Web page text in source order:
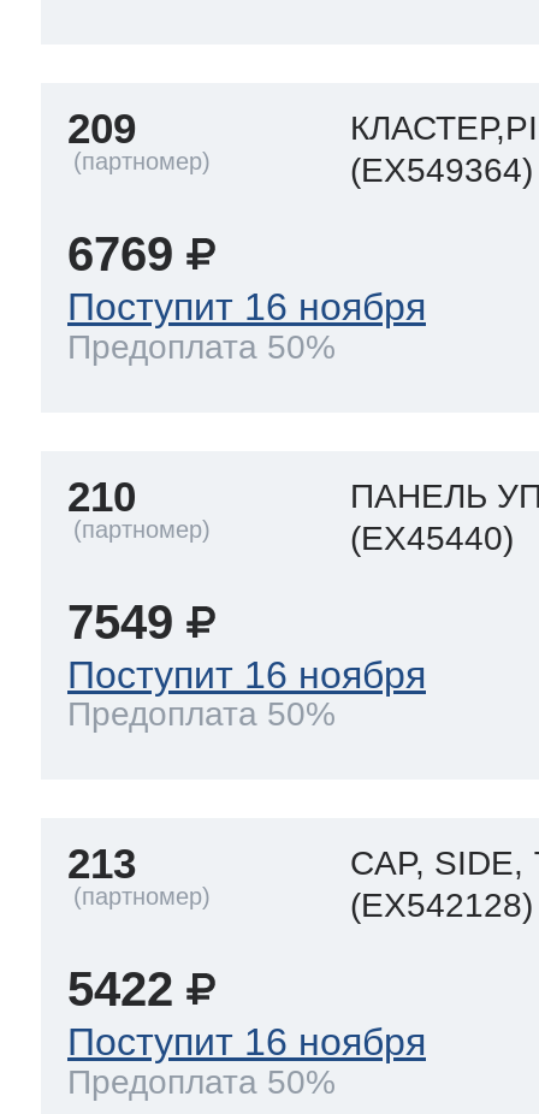
209
(EX549364)
6769
Поступит 16 ноября
Предоплата 50%
210
ПАНЕЛЬ
(EX45440)
7549
Поступит 16 ноября
Предоплата 50%
213
CAP, SIDE,
(EX542128)
5422
Поступит 16 ноября
Предоплата 50%